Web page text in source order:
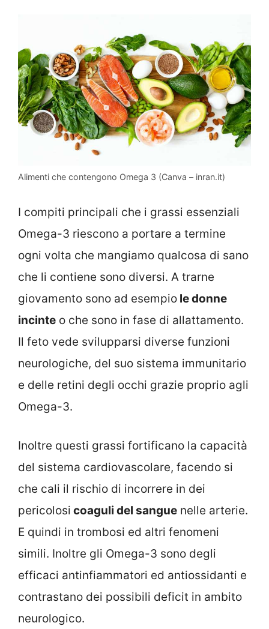
Alimenti che contengono Omega 3 (Canva – inran.it)
I compiti principali che i grassi essenziali
Omega-3 riescono a portare a termine
ogni volta che mangiamo qualcosa di sano
che li contiene sono diversi. A trarne
giovamento sono ad esempio le donne
incinte o che sono in fase di allattamento.
Il feto vede svilupparsi diverse funzioni
neurologiche, del suo sistema immunitario
e delle retini degli occhi grazie proprio agli
Omega-3.
Inoltre questi grassi fortificano la capacità
del sistema cardiovascolare, facendo si
che cali il rischio di incorrere in dei
pericolosi coaguli del sangue nelle arterie.
E quindi in trombosi ed altri fenomeni
simili. Inoltre gli Omega-3 sono degli
efficaci antinfiammatori ed antiossidanti e
contrastano dei possibili deficit in ambito
neurologico.